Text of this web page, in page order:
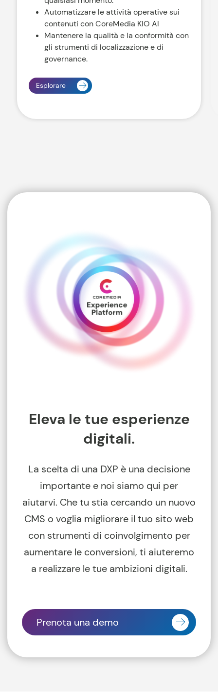
Automatizzare le attività operative sui
contenuti con CoreMedia KIO AI
Mantenere la qualità e la conformità con
gli strumenti di localizzazione e di
governance.
Esplorare
Eleva le tue esperienze
digitali.
La scelta di una DXP è una decisione
importante e noi siamo qui per
aiutarvi. Che tu stia cercando un nuovo
CMS o voglia migliorare il tuo sito web
con strumenti di coinvolgimento per
aumentare le conversioni, ti aiuteremo
a realizzare le tue ambizioni digitali.
Prenota una demo